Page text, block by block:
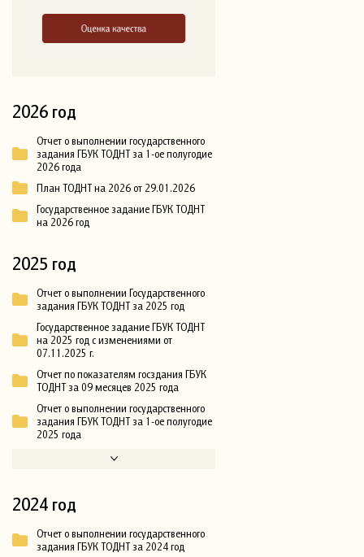
2026 год
Отчет о выполнении государственного
задания ГБУК ТОДНТ за 1-ое полугодие
2026 года
План ТОДНТ на 2026 от 29.01.2026
Государственное задание ГБУК ТОДНТ
на 2026 год
2025 год
Отчет о выполнении Государственного
задания ГБУК ТОДНТ за 2025 год
Государственное задание ГБУК ТОДНТ
на 2025 год с изменениями от
07.11.2025 г.
Отчет по показателям госздания ГБУК
ТОДНТ за 09 месяцев 2025 года
Отчет о выполнении государственного
задания ГБУК ТОДНТ за 1-ое полугодие
2025 года
2024 год
Отчет о выполнении государственного
задания ГБУК ТОДНТ за 2024 год